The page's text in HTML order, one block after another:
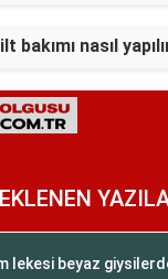
bakımı nasıl
lekesi beyaz